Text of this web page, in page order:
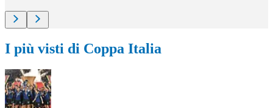
I più visti di Coppa Italia